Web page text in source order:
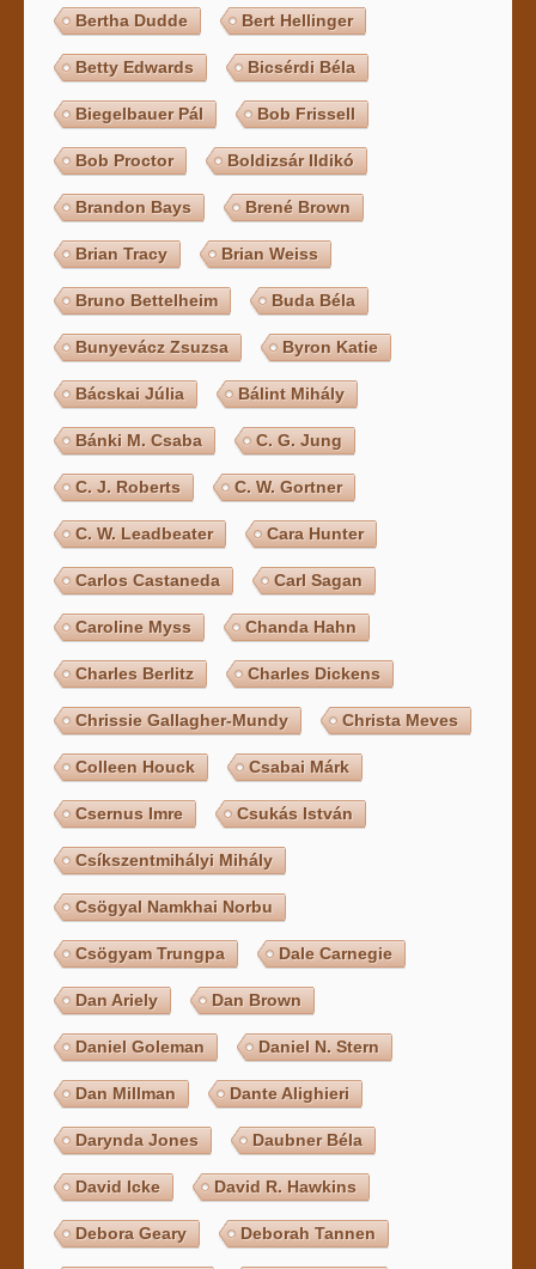
Bertha Dudde Bert Hellinger
Betty Edwards Bicsérdi Béla
Biegelbauer Pál Bob Frissell
Bob Proctor Boldizsár Ildikó
Brandon Bays Brené Brown
Brian Tracy Brian Weiss
Bruno Bettelheim Buda Béla
Bunyevácz Zsuzsa Byron Katie
Bácskai Júlia Bálint Mihály
Bánki M. Csaba C. G. Jung
C. J. Roberts C. W. Gortner
C. W. Leadbeater Cara Hunter
Carlos Castaneda Carl Sagan
Caroline Myss Chanda Hahn
Charles Berlitz Charles Dickens
Chrissie Gallagher-Mundy Christa Meves
Colleen Houck Csabai Márk
Csernus Imre Csukás István
Csíkszentmihályi Mihály
Csögyal Namkhai Norbu
Csögyam Trungpa Dale Carnegie
Dan Ariely Dan Brown
Daniel Goleman Daniel N. Stern
Dan Millman Dante Alighieri
Darynda Jones Daubner Béla
David Icke David R. Hawkins
Debora Geary Deborah Tannen